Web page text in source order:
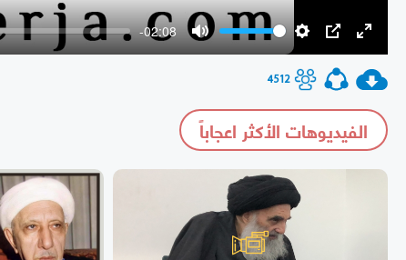
-02:08
Mute
4512
الفيديوهات الأكثر اعجاباً